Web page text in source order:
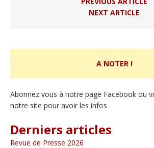
NEXT ARTICLE
A NOTER !
Abonnez vous à notre page Facebook ou
notre site pour avoir les infos
Derniers articles
Revue de Presse 2026